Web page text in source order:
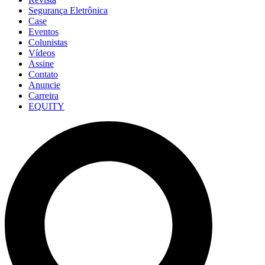
Segurança Eletrônica
Case
Eventos
Colunistas
Vídeos
Assine
Contato
Anuncie
Carreira
EQUITY